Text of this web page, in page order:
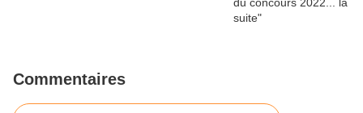
Commentaires